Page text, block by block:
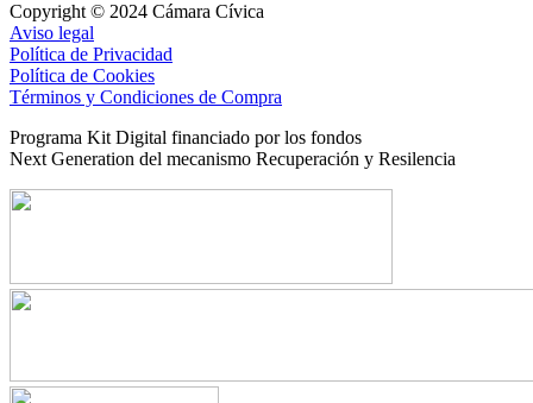
Copyright © 2024 Cámara Cívica
Aviso legal
Política de Privacidad
Política de Cookies
Términos y Condiciones de Compra
Programa Kit Digital financiado por los fondos
Next Generation del mecanismo Recuperación y Resilencia